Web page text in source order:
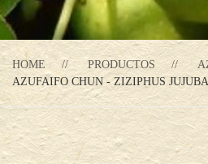
HOME PRODUCTOS
AZUFAIFO CHUN - ZIZIPHUS JUJUBA